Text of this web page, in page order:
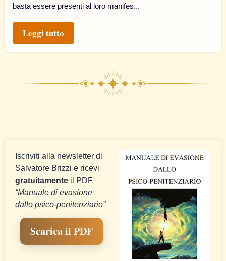
basta essere presenti al loro manifes...
Leggi tutto
Iscriviti alla newsletter di
Salvatore Brizzi e ricevi
gratuitamente il PDF
“Manuale di evasione
dallo psico-penitenziario”
Scarica il PDF